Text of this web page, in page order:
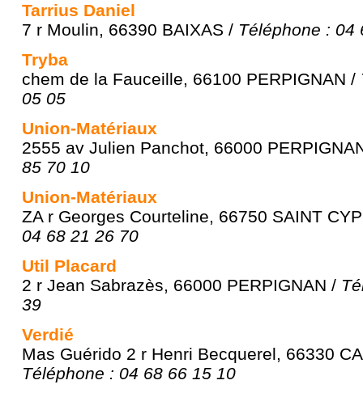
Tarrius Daniel
7 r Moulin, 66390 BAIXAS / Téléphone : 04
Tryba
chem de la Fauceille, 66100 PERPIGNAN /
05 05
Union-Matériaux
2555 av Julien Panchot, 66000
85 70 10
Union-Matériaux
ZA r Georges Courteline, 66750 SAINT
04 68 21 26 70
Util Placard
2 r Jean Sabrazès, 66000 PERPIGNAN /
39
Verdié
Mas Guérido 2 r Henri Becquerel, 66330
Téléphone : 04 68 66 15 10